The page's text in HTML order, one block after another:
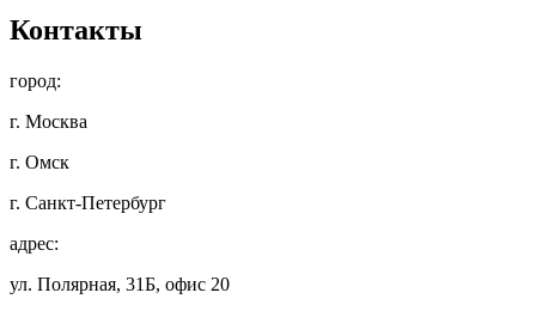
Контакты
город:
г. Москва
г. Омск
г. Санкт-Петербург
адрес:
ул. Полярная, 31Б, офис 20